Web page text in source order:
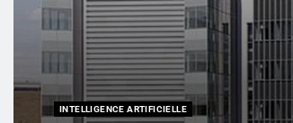
INTELLIGENCE ARTIFICIELLE